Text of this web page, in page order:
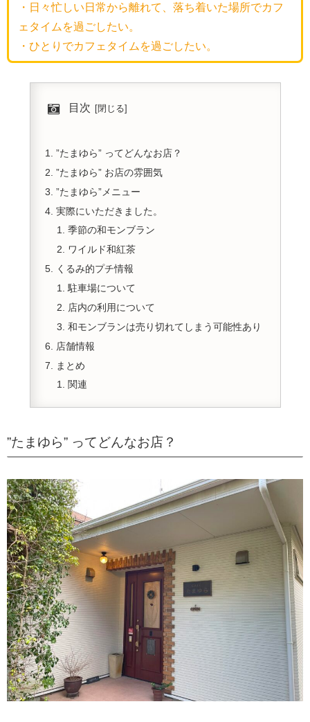
・日々忙しい日常から離れて、落ち着いた場所でカフ
ェタイムを過ごしたい。
・ひとりでカフェタイムを過ごしたい。
目次
”たまゆら” ってどんなお店？
”たまゆら” お店の雰囲気
”たまゆら”メニュー
実際にいただきました。
季節の和モンブラン
ワイルド和紅茶
くるみ的プチ情報
駐車場について
店内の利用について
和モンブランは売り切れてしまう可能性あり
店舗情報
まとめ
関連
”たまゆら” ってどんなお店？